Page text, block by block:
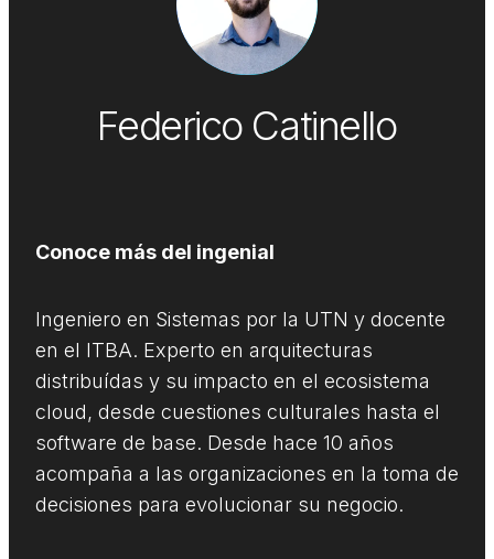
Federico Catinello
Conoce más del ingenial
Ingeniero en Sistemas por la UTN y docente
en el ITBA. Experto en arquitecturas
distribuídas y su impacto en el ecosistema
cloud, desde cuestiones culturales hasta el
software de base. Desde hace 10 años
acompaña a las organizaciones en la toma de
decisiones para evolucionar su negocio.